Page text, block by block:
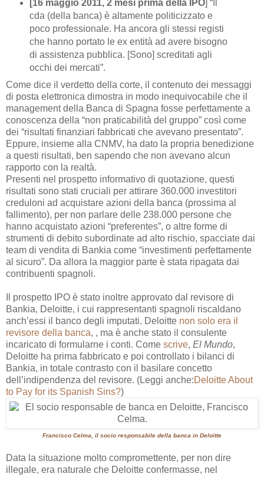
[16 maggio 2011, 2 mesi prima della IPO] “Il
cda (della banca) è altamente politicizzato e
poco professionale. Ha ancora gli stessi registi
che hanno portato le ex entità ad avere bisogno
di assistenza pubblica. [Sono] screditati agli
occhi dei mercati”.
Come dice il verdetto della corte, il contenuto dei messaggi
di posta elettronica dimostra in modo inequivocabile che il
management della Banca di Spagna fosse perfettamente a
conoscenza della “non praticabilità del gruppo” così come
dei “risultati finanziari fabbricati che avevano presentato”.
Eppure, insieme alla CNMV, ha dato la propria benedizione
a questi risultati, ben sapendo che non avevano alcun
rapporto con la realtà.
Presenti nel prospetto informativo di quotazione, questi
risultati sono stati cruciali per attirare 360.000 investitori
creduloni ad acquistare azioni della banca (prossima al
fallimento), per non parlare delle 238.000 persone che
hanno acquistato azioni “preferentes”, o altre forme di
strumenti di debito subordinate ad alto rischio, spacciate dai
team di vendita di Bankia come “investimenti perfettamente
al sicuro”. Da allora la maggior parte è stata ripagata dai
contribuenti spagnoli.
Il prospetto IPO è stato inoltre approvato dal revisore di
Bankia, Deloitte, i cui rappresentanti spagnoli riscaldano
anch’essi il banco degli imputati. Deloitte non solo era il
revisore della banca, , ma è anche stato il consulente
incaricato di formularne i conti. Come scrive, El Mundo,
Deloitte ha prima fabbricato e poi controllato i bilanci di
Bankia, in totale contrasto con il basilare concetto
dell’indipendenza del revisore. (Leggi anche:Deloitte About
to Pay for its Spanish Sins?)
Francisco Celma, il socio responsabile della banca in Deloitte
Data la situazione molto compromettente, per non dire
illegale, era naturale che Deloitte confermasse, nel